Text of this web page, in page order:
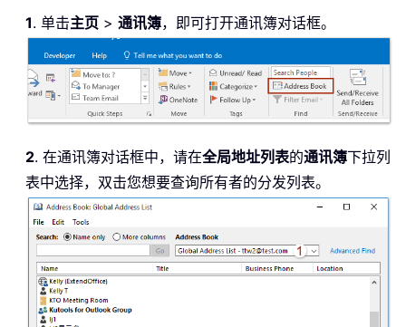
1. 单击主页 > 通讯簿，即可打开通讯簿对话框。
2. 在通讯簿对话框中，请在全局地址列表的通讯簿下拉列
表中选择，双击您想要查询所有者的分发列表。